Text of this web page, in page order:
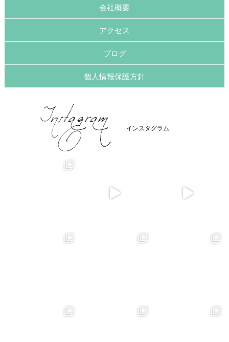
会社概要
アクセス
ブログ
個人情報保護方針
インスタグラム